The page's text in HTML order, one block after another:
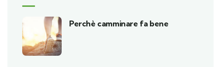
Perchè camminare fa bene